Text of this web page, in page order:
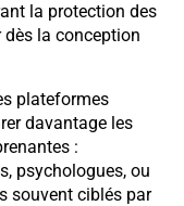
la protection des
la conception
plateformes
davantage les
:
psychologues, ou
souvent ciblés par